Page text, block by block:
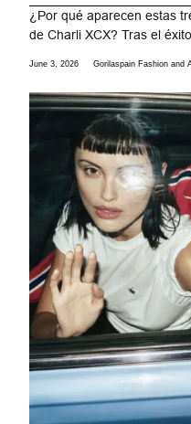
¿Por qué aparecen estas
de Charli XCX? Tras el
June 3, 2026 Gorilaspain Fashion and